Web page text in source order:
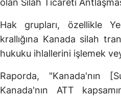
Hak grupları, özellikle
krallığına Kanada silah
hukuku ihlallerini işlemek
Raporda, "Kanada'nın
Kanada'nın ATT